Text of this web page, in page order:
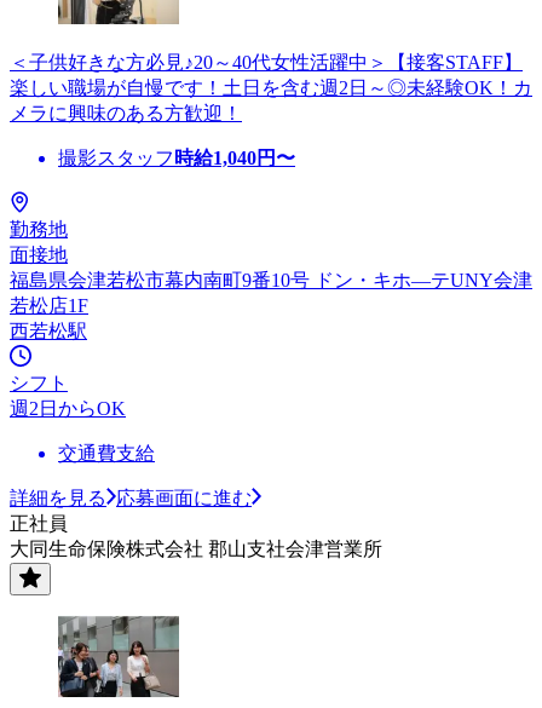
＜子供好きな方必見♪20～40代女性活躍中＞【接客STAFF】
楽しい職場が自慢です！土日を含む週2日～◎未経験OK！カ
メラに興味のある方歓迎！
撮影スタッフ 時給1,040円〜
勤務地
面接地
福島県会津若松市幕内南町9番10号 ドン・キホ—テUNY会津
若松店1F
西若松駅
シフト
週2日からOK
交通費支給
詳細を見る
応募画面に進む
正社員
大同生命保険株式会社 郡山支社会津営業所